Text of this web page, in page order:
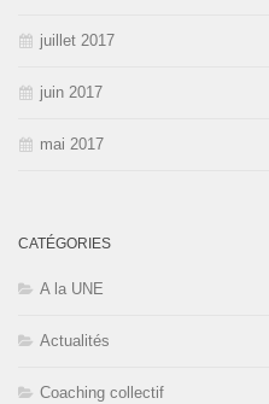
juillet 2017
juin 2017
mai 2017
CATÉGORIES
A la UNE
Actualités
Coaching collectif